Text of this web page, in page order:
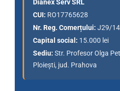
Dianex Serv SRL
CUI: RO17765628
Nr. Reg. Comerțului: J29/
Capital social: 15.000 lei
Sediu: Str. Profesor Olga
Ploiești, jud. Prahova